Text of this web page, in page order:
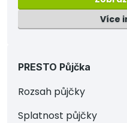
Více
PRESTO Půjčka
Rozsah půjčky
Splatnost půjčky